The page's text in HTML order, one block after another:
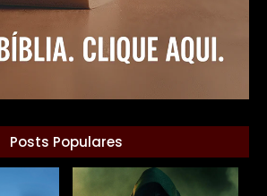
Posts Populares